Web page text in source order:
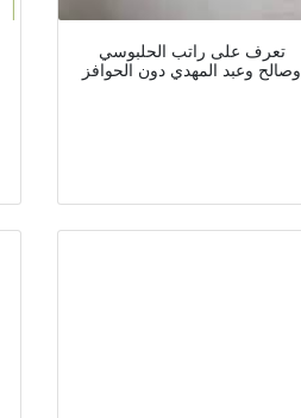
تعرف على راتب الحلبوسي
وصالح وعبد المهدي دون الحوافز